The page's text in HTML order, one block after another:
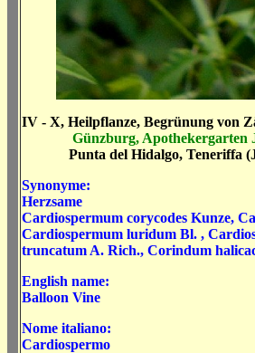
IV - X, Heilpflanze, Begrünung von
Günzburg, Apothekergarten
Punta del Hidalgo, Teneriffa
Synonyme:
Herzsame
Cardiospermum corycodes Kunze,
Cardiospermum luridum Bl. ,
truncatum A. Rich., Corindum
English name:
Balloon Vine
Nome italiano:
Cardiospermo